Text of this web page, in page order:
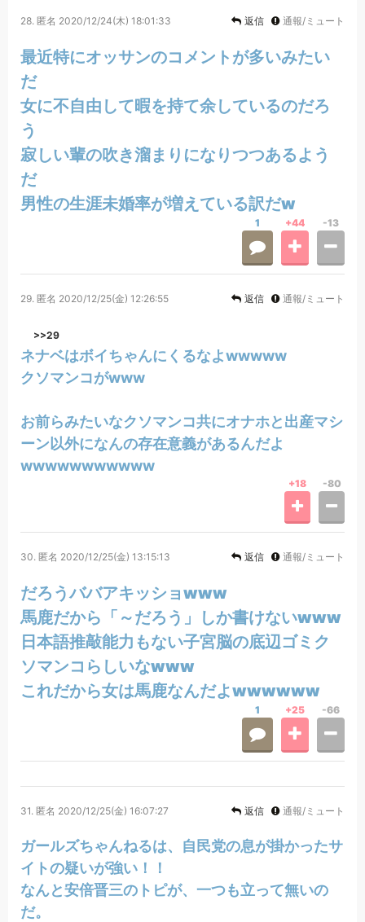
28. 匿名 2020/12/24(木) 18:01:33 返信 通報/ミュート
最近特にオッサンのコメントが多いみたい
だ
女に不自由して暇を持て余しているのだろ
う
寂しい輩の吹き溜まりになりつつあるよう
だ
男性の生涯未婚率が増えている訳だw
1 +44 -13
29. 匿名 2020/12/25(金) 12:26:55 返信 通報/ミュート
>>29
ネナベはボイちゃんにくるなよwwwww
クソマンコがwww
お前らみたいなクソマンコ共にオナホと出産マシ
ーン以外になんの存在意義があるんだよ
wwwwwwwwwww
+18 -80
30. 匿名 2020/12/25(金) 13:15:13 返信 通報/ミュート
だろうババアキッショwww
馬鹿だから「～だろう」しか書けないwww
日本語推敲能力もない子宮脳の底辺ゴミク
ソマンコらしいなwww
これだから女は馬鹿なんだよwwwwww
1 +25 -66
31. 匿名 2020/12/25(金) 16:07:27 返信 通報/ミュート
ガールズちゃんねるは、自民党の息が掛かったサ
イトの疑いが強い！！
なんと安倍晋三のトピが、一つも立って無いの
だ。